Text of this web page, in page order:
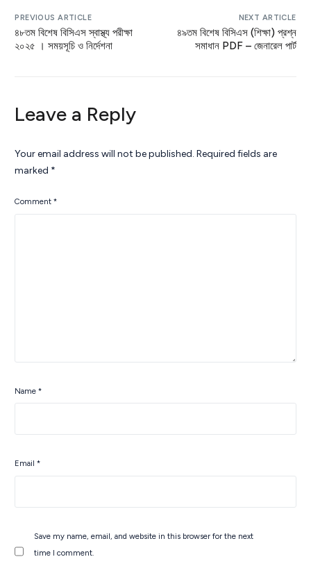
PREVIOUS ARTICLE
৪৮তম বিশেষ বিসিএস স্বাস্থ্য পরীক্ষা
২০২৫ । সময়সূচি ও নির্দেশনা
NEXT ARTICLE
৪৯তম বিশেষ বিসিএস (শিক্ষা) প্রশ্ন
সমাধান PDF – জেনারেল পার্ট
Leave a Reply
Your email address will not be published. Required fields are
marked *
Comment*
Name*
Email*
Save my name, email, and website in this browser for the next
time I comment.